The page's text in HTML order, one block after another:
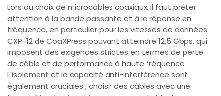
Lors du choix de microcâbles coaxiaux, il faut prêter
attention à la bande passante et à la réponse en
fréquence, en particulier pour les vitesses de données
CXP-12 de CoaXPress pouvant atteindre 12,5 Gbps, qui
imposent des exigences strictes en termes de perte
de câble et de performance à haute fréquence.
L'isolement et la capacité anti-interférence sont
également cruciales ; choisir des câbles avec une